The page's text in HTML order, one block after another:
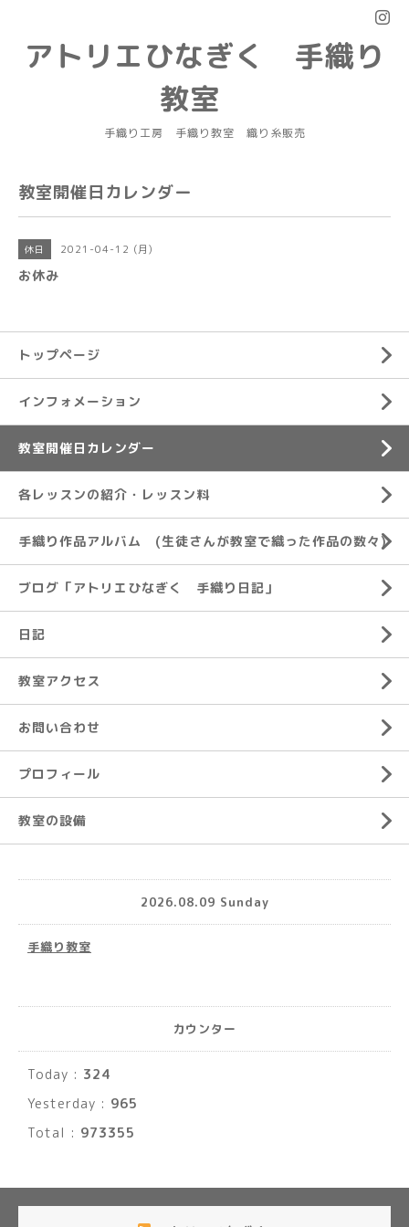
アトリエひなぎく 手織り
教室
手織り工房 手織り教室 織り糸販売
教室開催日カレンダー
休日 2021-04-12 (月)
お休み
トップページ
インフォメーション
教室開催日カレンダー
各レッスンの紹介・レッスン料
手織り作品アルバム (生徒さんが教室で織った作品の数々)
ブログ「アトリエひなぎく 手織り日記」
日記
教室アクセス
お問い合わせ
プロフィール
教室の設備
2026.08.09 Sunday
手織り教室
カウンター
Today : 324
Yesterday : 965
Total : 973355